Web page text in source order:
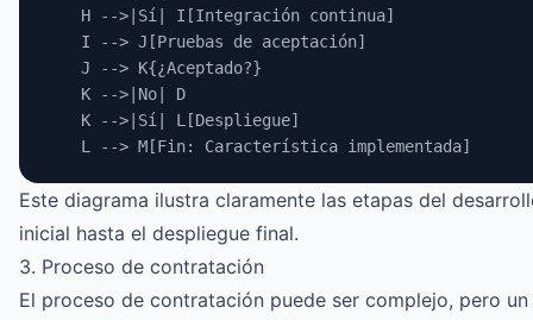
    H -->|Sí| I[Integración continua]
    I --> J[Pruebas de aceptación]
    J --> K{¿Aceptado?}
    K -->|No| D
    K -->|Sí| L[Despliegue]
    L --> M[Fin: Característica implementada]
Este diagrama ilustra claramente las etapas del
inicial hasta el despliegue final.
3. Proceso de contratación
El proceso de contratación puede ser complejo, pero